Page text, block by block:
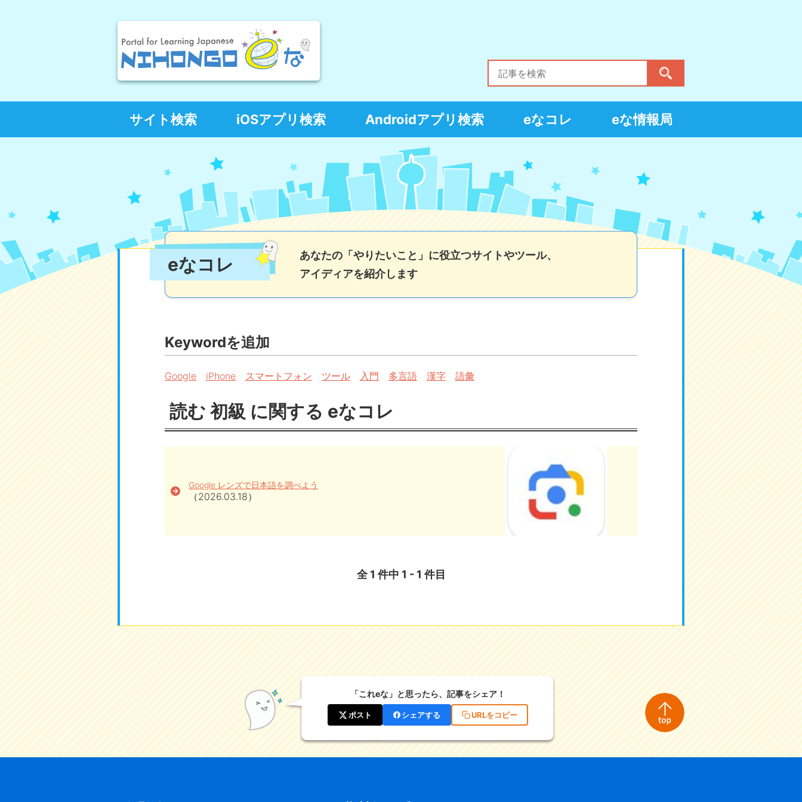
サイト検索 iOSアプリ検索 Androidアプリ検索 eなコレ eな情報局
eなコレ
あなたの「やりたいこと」に役立つサイトやツール、
アイディアを紹介します
Keywordを追加
Google iPhone スマートフォン ツール 入門 多言語 漢字 語彙
読む 初級 に関する eなコレ
Google レンズで日本語を調べよう
（2026.03.18）
全 1 件中 1 - 1 件目
「これeな」と思ったら、記事をシェア！
ポスト シェアする URLをコピー